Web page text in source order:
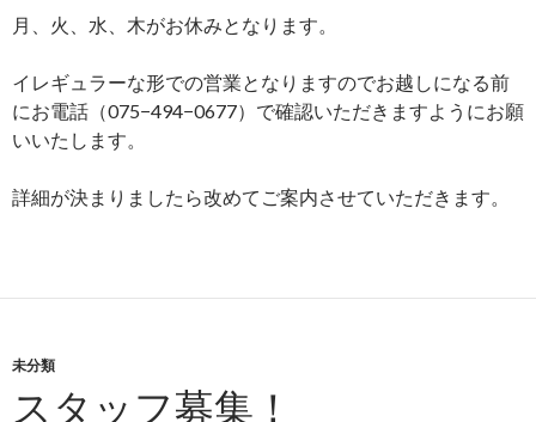
月、火、水、木がお休みとなります。
イレギュラーな形での営業となりますのでお越しになる前
にお電話（075−494−0677）で確認いただきますようにお願
いいたします。
詳細が決まりましたら改めてご案内させていただきます。
未分類
スタッフ募集！